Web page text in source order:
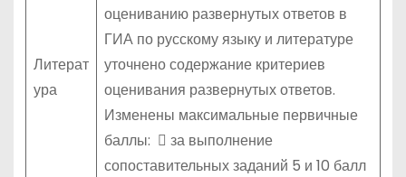
Литерат
ура
оцениванию развернутых ответов в
ГИА по русскому языку и литературе
уточнено содержание критериев
оценивания развернутых ответов.
Изменены максимальные первичные
баллы:  за выполнение
сопоставительных заданий 5 и 10 балл